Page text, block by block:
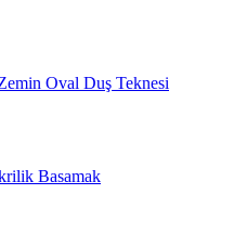
Oval Duş Teknesi
Basamak